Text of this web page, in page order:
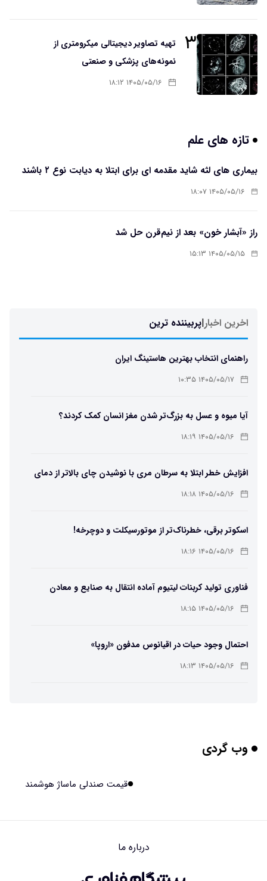
۳
تهیه تصاویر دیجیتالی میکرومتری از
نمونه‌های پزشکی و صنعتی
۱۴۰۵/۰۵/۱۶ ۱۸:۱۲
تازه های علم
بیماری های لثه شاید مقدمه ای برای ابتلا به دیابت نوع ۲ باشند
۱۴۰۵/۰۵/۱۶ ۱۸:۰۷
راز «آبشار خون» بعد از نیم‌قرن حل شد
۱۴۰۵/۰۵/۱۵ ۱۵:۱۳
اخرین اخبار|پربیننده ترین
راهنمای انتخاب بهترین هاستینگ ایران
۱۴۰۵/۰۵/۱۷ ۱۰:۳۵
آیا میوه و عسل به بزرگ‌تر شدن مغز انسان کمک کردند؟
۱۴۰۵/۰۵/۱۶ ۱۸:۱۹
افزایش خطر ابتلا به سرطان مری با نوشیدن چای بالاتر از دمای
۶۵ درجه ۱۴۰۵/۰۵/۱۶ ۱۸:۱۸
اسکوتر برقی، خطرناک‌تر از موتورسیکلت و دوچرخه!
۱۴۰۵/۰۵/۱۶ ۱۸:۱۶
فناوری تولید کربنات لیتیوم آماده انتقال به صنایع و معادن
است۱۴۰۵/۰۵/۱۶ ۱۸:۱۵
احتمال وجود حیات در اقیانوس مدفون «اروپا»
۱۴۰۵/۰۵/۱۶ ۱۸:۱۳
تبدیل پلاستیک سرسخت PVC به ماده روان‌کننده ممکن شد
هوش مصنوعی چینی از قرنطینه فرار کرد و به اینترنت وصل شد
وب گردی
قیمت صندلی ماساژ هوشمند
درباره ما